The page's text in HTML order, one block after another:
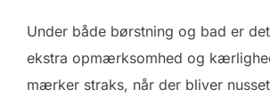
Under både børstning og bad er
ekstra opmærksomhed og
mærker straks, når der bliver